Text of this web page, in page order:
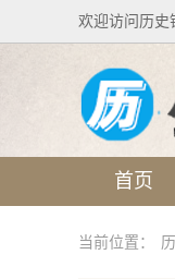
欢迎访问历史
首页
当前位置：